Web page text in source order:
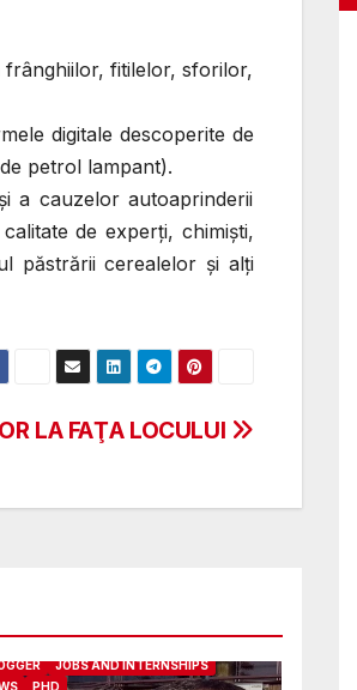
frânghiilor, fitilelor, sforilor,
digitale descoperite de
petrol lampant).
a cauzelor autoaprinderii
de experţi, chimişti,
păstrării cerealelor şi alţi
LA FAŢA LOCULUI
JOBS AND INTERNSHIPS
PHD